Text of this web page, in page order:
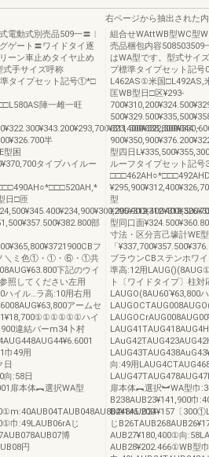
電動式別売品509一〓︱
ゲート〓ワイドタイ逐
ーン車止めタイヤ止め
式手サイズ呼称
準タイプセット記号①*□
陣一雌一旺
半
型困
タイプハイルー
日□匝
部
フ
ノ＼ミ色①・①・⑥・①共
下記のウイ
照してください左用
ハイル…ラ高:10用右用
アームセ
ハイ
違結バーm34卜村
巾49用
日
向:58日
扉本体︻選択WA型
巾:49LAUB06rAじ
博
円
右ページから抽出された
組合せWAttWB型WC型
売品梱包内容508503509
はWA型です。型式サイ
プ標準タイプセット記
L462AS①米国□L492AS,
匡WB型日□区¥293‐
323,400¥338,800¥344・
型四日
ルーフタイプセット記
型
型同口面
寸法・区分言己壕計WE
「
ブラウンCBステンホ
準高:12用
ト〔ワイドタイプ〕柱
LAUGO(8AU60`¥63,800
向:49用
扉本体︻選択︼WA型巾
B238AUB23¥141,900巾
B248AUB24¥157〔
じ
AUB27¥180,400①向
AUB28¥202.466①WB型